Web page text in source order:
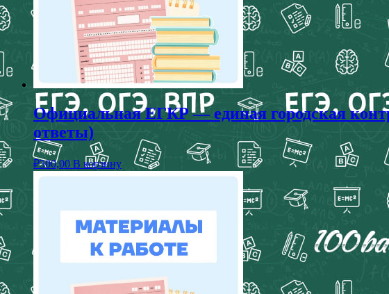
Официальная ЕГКР — единая городская
ответы)
₽300,00 В корзину